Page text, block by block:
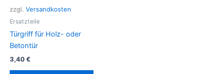
zzgl. Versandkosten
Ersatzteile
Türgriff für Holz- oder
Betontür
3,40€